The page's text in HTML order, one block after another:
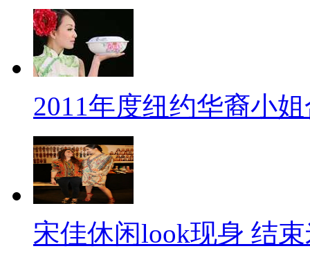
2011年度纽约华裔小
宋佳休闲look现身 结